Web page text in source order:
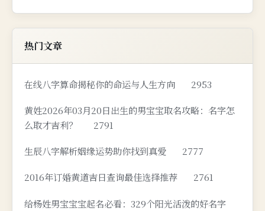
热门文章
在线八字算命揭秘你的命运与人生方向 2953
黄姓2026年03月20日出生的男宝宝取名攻略：名字怎
么取才吉利？
2791
生辰八字解析姻缘运势助你找到真爱 2777
2016年订婚黄道吉日查询最佳选择推荐 2761
给杨姓男宝宝宝起名必看：329个阳光活泼的好名字